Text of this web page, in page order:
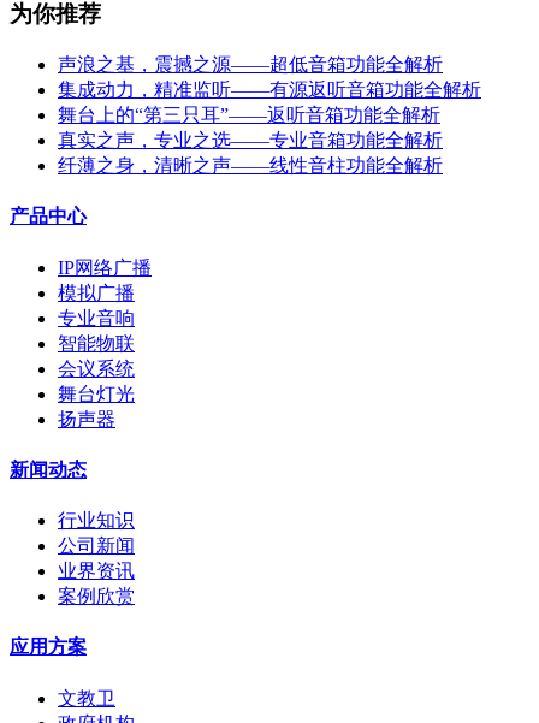
为你推荐
声浪之基，震撼之源——超低音箱功能全解析
集成动力，精准监听——有源返听音箱功能全解析
舞台上的“第三只耳”——返听音箱功能全解析
真实之声，专业之选——专业音箱功能全解析
纤薄之身，清晰之声——线性音柱功能全解析
产品中心
IP网络广播
模拟广播
专业音响
智能物联
会议系统
舞台灯光
扬声器
新闻动态
行业知识
公司新闻
业界资讯
案例欣赏
应用方案
文教卫